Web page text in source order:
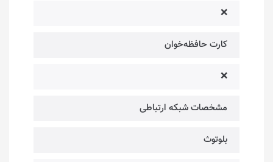
❌
کارت حافظه‌خوان
❌
مشخصات شبکه ارتباطی
بلوتوث